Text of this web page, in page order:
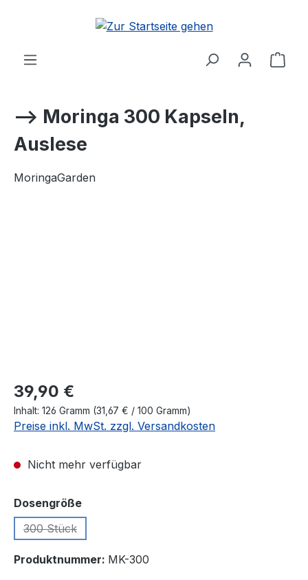
--> Moringa 300 Kapseln,
Auslese
MoringaGarden
39,90 €
Inhalt: 126 Gramm (31,67 € / 100 Gramm)
Preise inkl. MwSt. zzgl. Versandkosten
Nicht mehr verfügbar
Dosengrößeauswählen
300 Stück
(Diese Option ist zurzeit nicht verfügbar.)
Produktnummer: MK-300